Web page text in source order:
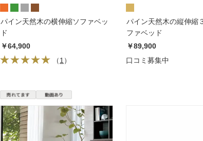
パイン天然木の横伸縮ソファベッ
ド
￥64,900
（1 ）
パイン天然木の縦伸縮
ファベッド
￥89,900
口コミ募集中